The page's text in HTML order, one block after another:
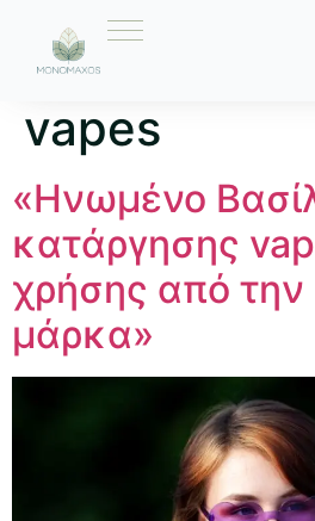
Ετικέτα:
vapes
«Ηνωμένο
κατάργησης
χρήσης από
μάρκα»